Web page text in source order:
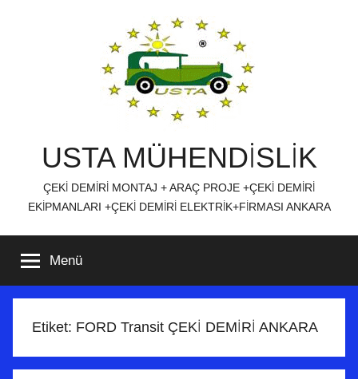
USTA MÜHENDİSLİK
ÇEKİ DEMİRİ MONTAJ + ARAÇ PROJE +ÇEKİ DEMİRİ
EKİPMANLARI +ÇEKİ DEMİRİ ELEKTRİK+FİRMASI ANKARA
Menü
Etiket: FORD Transit ÇEKİ DEMİRİ ANKARA